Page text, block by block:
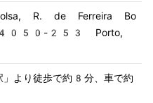
R. de Ferreira Bo
253 Porto,
」より徒歩で約8分、車で約